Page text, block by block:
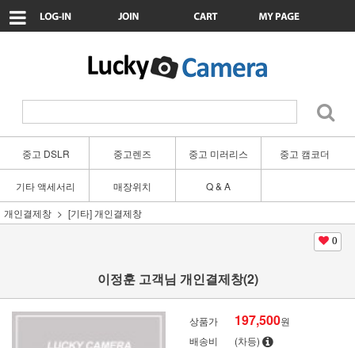
중고 DSLR 중고렌즈 중고 미러리스 중고 캠코더
기타 액세서리 매장위치
Q & A
개인결제창
[기타] 개인결제창
0
이정훈 고객님 개인결제창(2)
상품가 197,500원
배송비
(차등)